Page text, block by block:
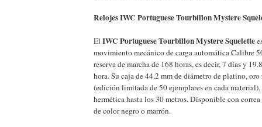
Relojes IWC Portuguese Tourbillon Mystere
El IWC Portuguese Tourbillon Mystere Squelette
movimiento mecánico de carga automática Calibre
reserva de marcha de 168 horas, es decir, 7 días y
hora. Su caja de 44,2 mm de diámetro de platino,
(edición limitada de 50 ejemplares en cada
hermética hasta los 30 metros. Disponible con
de color negro o marrón.